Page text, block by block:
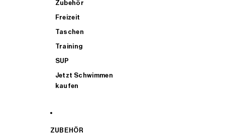
Zubehör
Freizeit
Taschen
Training
SUP
Jetzt Schwimmen
kaufen
ZUBEHÖR